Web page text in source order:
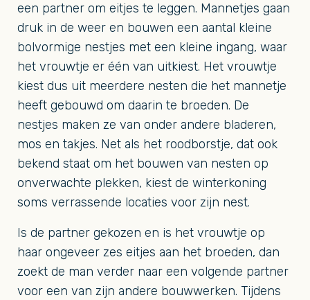
een partner om eitjes te leggen. Mannetjes gaan
druk in de weer en bouwen een aantal kleine
bolvormige nestjes met een kleine ingang, waar
het vrouwtje er één van uitkiest. Het vrouwtje
kiest dus uit meerdere nesten die het mannetje
heeft gebouwd om daarin te broeden. De
nestjes maken ze van onder andere bladeren,
mos en takjes. Net als het roodborstje, dat ook
bekend staat om het bouwen van nesten op
onverwachte plekken, kiest de winterkoning
soms verrassende locaties voor zijn nest.
Is de partner gekozen en is het vrouwtje op
haar ongeveer zes eitjes aan het broeden, dan
zoekt de man verder naar een volgende partner
voor een van zijn andere bouwwerken. Tijdens